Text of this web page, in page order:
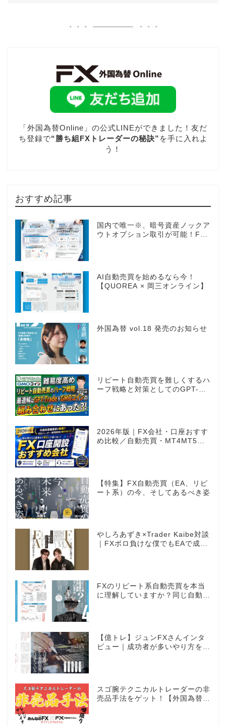
「外国為替Online」の公式LINEができました！友だ
ち登録で“勝ち組FXトレーダーの秘訣” を手に入れよ
う！
おすすめ記事
国内で唯一※、暗号資産ノックア
ウトオプション取引が可能！FX
AI自動売買を始めるなら今！
【QUOREA × 岡三オンライン】
外国為替 vol.18 発売のお知らせ
リピート自動売買を難しくするハ
ーフ戦略と対策としてのGPT-
2026年版｜FX会社・口座おすす
め比較／自動売買・MT4MT5対
【特集】FX自動売買（EA、リピ
ート系）の今、そしてあるべき姿
やしろあずき×Trader Kaibe対談
｜FXボロ負けな僕でもEAで成り
FXのリピート系自動売買を本当
に理解していますか？同じ自動売
【億トレ】ジュンFXさんインタ
ビュー｜成功者が多いやり方を選
スゴ腕テクニカルトレーダーの非
売品手法をゲット！【外国為替×